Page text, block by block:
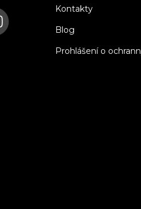
Kontakty
Blog
Prohlášení o